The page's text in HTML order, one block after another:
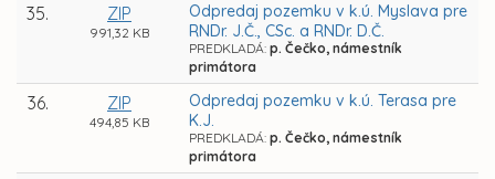
35. ZIP
991,32 KB
Odpredaj pozemku v k.ú. Myslava pre
RNDr. J.Č., CSc. a RNDr. D.Č.
PREDKLADÁ: p. Čečko, námestník
primátora
36. ZIP
494,85 KB
Odpredaj pozemku v k.ú. Terasa pre
K.J.
PREDKLADÁ: p. Čečko, námestník
primátora